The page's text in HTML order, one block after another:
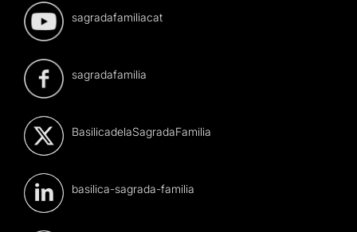
sagradafamiliacat
sagradafamilia
BasilicadelaSagradaFamilia
basilica-sagrada-familia